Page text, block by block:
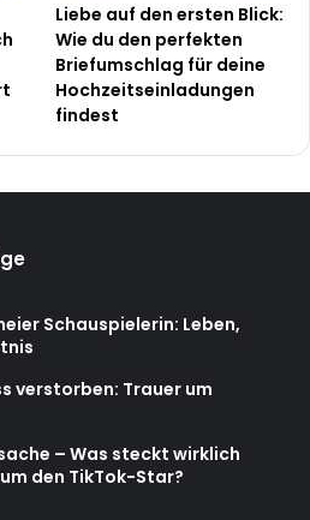
Liebe auf den ersten Blick:
Wie du den perfekten
Briefumschlag für deine
Hochzeitseinladungen
findest
Schauspielerin: Leben,
verstorben: Trauer um
– Was steckt wirklich
den TikTok-Star?